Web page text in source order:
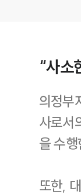
“사소
의정부
사로서
을 수
또한,